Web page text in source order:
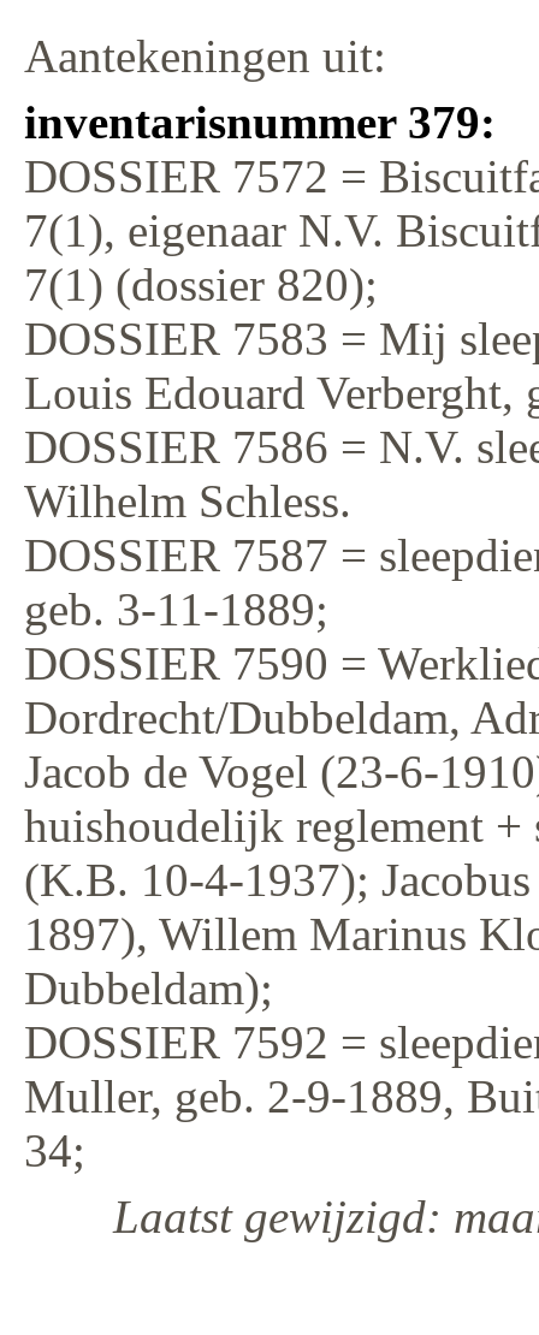
Aantekeningen uit:
inventarisnummer 379:
DOSSIER 7572 =
7(1), eigenaar N.V.
7(1) (dossier 820);
DOSSIER 7583 = Mij
Louis Edouard Verberght,
DOSSIER 7586 = N.V.
Wilhelm Schless.
DOSSIER 7587 =
geb. 3-11-1889;
DOSSIER 7590 =
Dordrecht/Dubbeldam,
Jacob de Vogel (23-6-
huishoudelijk reglement
(K.B. 10-4-1937);
1897), Willem Marinus
Dubbeldam);
DOSSIER 7592 =
Muller, geb. 2-9-1889,
34;
Laatst gewijzigd: